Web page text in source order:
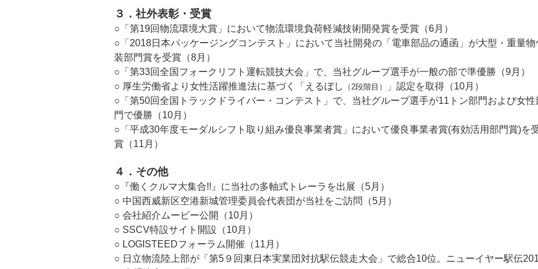
３．社外表彰・受賞
○「第19回物流環境大賞」において物流環境負荷軽減技術開発賞を受賞（6月）
○「2018日本パッケージングコンテスト」において当社開発の「電車部品の通函」が大型・重量物
装部門賞を受賞（8月）
○「第33回全国フォークリフト運転競技大会」で、当社グループ選手が一般の部で準優勝（9月）
○ 厚生労働省より女性活躍推進法に基づく「えるぼし （2段階目）
」認定を取得（10月）
○「第50回全国トラックドライバー・コンテスト」で、当社グループ選手が11トン部門および女性
門で優勝（10月）
○「平成30年度モーダルシフト取り組み優良事業者賞」において優良事業者賞(有効活用部門賞)を
賞（11月）
４．その他
○『働くクルマ大集合!!』に当社の多軸式トレーラを出展（5月）
○ 中国西威新区空港新城管理委員会代表団が当社をご訪問（5月）
○ 会社紹介ムービー公開（10月）
○ SSCV特設サイト開設（10月）
○ LOGISTEEDフォーラム開催（11月）
○ 日立物流陸上部が「第5９回東日本実業団対抗駅伝競走大会」で総合10位。ニューイヤー駅伝